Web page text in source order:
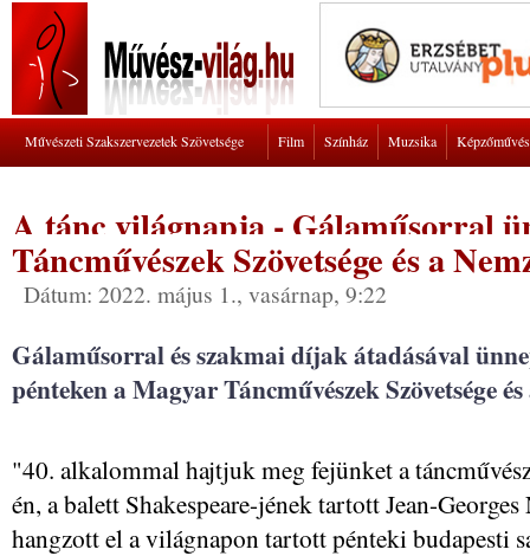
Művészeti Szakszervezetek Szövetsége Film Színház Muzsika
A tánc világnapja - Gálaműsorral
Táncművészek Szövetsége és a
Dátum: 2022. május 1., vasárnap, 9:22
Gálaműsorral és szakmai díjak átadásával
pénteken a Magyar Táncművészek Szövetsége
"40. alkalommal hajtjuk meg fejünket a
én, a balett Shakespeare-jének tartott Jean-
hangzott el a világnapon tartott pénteki budapesti